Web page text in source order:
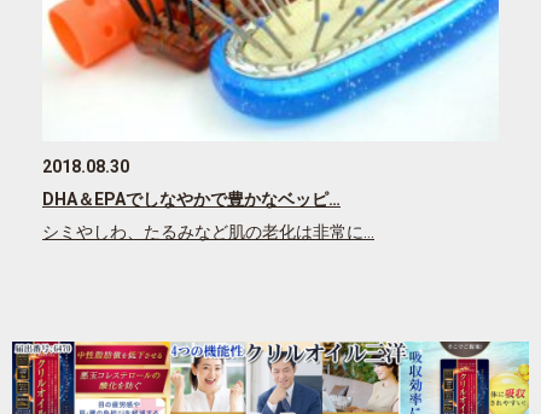
2018.08.30
DHA＆EPAでしなやかで豊かなベッピ…
シミやしわ、たるみなど肌の老化は非常に…